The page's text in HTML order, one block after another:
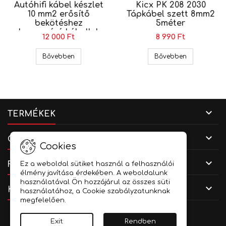
Autóhifi kábel készlet
10 mm2 erősítő
bekötéshez
hangszóró kábellel
WK 10
12 000 Ft
Bővebben Autóhifi kábel készlet 10 mm2 erősítő
Kicx PK 208 2030
Tápkábel szett 8mm2
5méter
8 990 Ft
Bővebben
TERMÉKEK 
CÉGADATOK 
FIÓKOD 
KAPCSOLAT 
Cookies
Ez a weboldal sütiket használ a felhasználói
élmény javítása érdekében. A weboldalunk
használatával Ön hozzájárul az összes süti
használatához, a Cookie szabályzatunknak
megfelelően.
Exit Rendben
Facebook
YouTubeInstagram